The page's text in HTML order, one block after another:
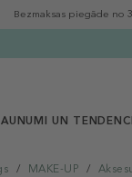
Bezmaksas piegāde no
UN
/ MAKE-UP /